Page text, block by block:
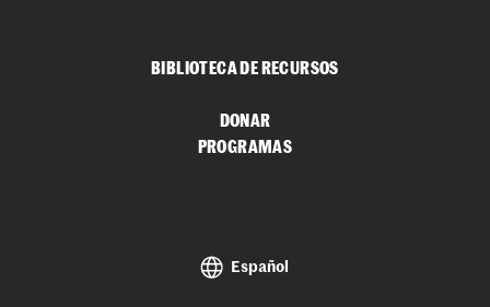
BIBLIOTECA DE RECURSOS
DONAR
PROGRAMAS
Español